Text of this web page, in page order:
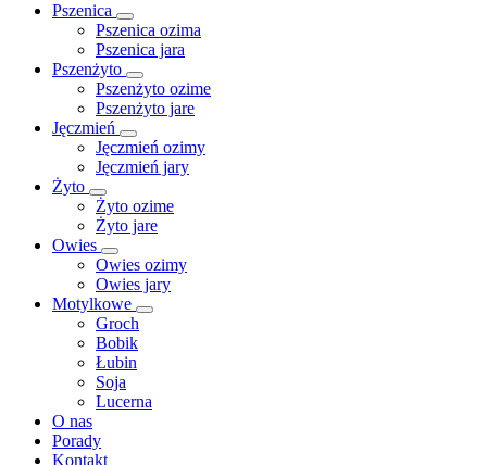
Pszenica
Pszenica ozima
Pszenica jara
Pszenżyto
Pszenżyto ozime
Pszenżyto jare
Jęczmień
Jęczmień ozimy
Jęczmień jary
Żyto
Żyto ozime
Żyto jare
Owies
Owies ozimy
Owies jary
Motylkowe
Groch
Bobik
Łubin
Soja
Lucerna
O nas
Porady
Kontakt